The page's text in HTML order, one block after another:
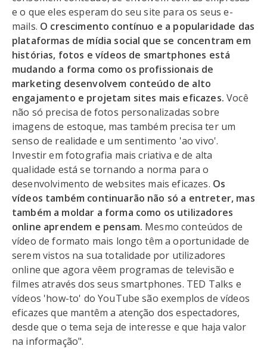
e o que eles esperam do seu site para os seus e-
mails. O crescimento contínuo e a popularidade das
plataformas de mídia social que se concentram em
histórias, fotos e vídeos de smartphones está
mudando a forma como os profissionais de
marketing desenvolvem conteúdo de alto
engajamento e projetam sites mais eficazes.Você
não só precisa de fotos personalizadas sobre
imagens de estoque, mas também precisa ter um
senso de realidade e um sentimento 'ao vivo'.
Investir em fotografia mais criativa e de alta
qualidade está se tornando a norma para o
desenvolvimento de websites mais eficazes. Os
vídeos também continuarão não só a entreter, mas
também a moldar a forma como os utilizadores
online aprendem e pensam. Mesmo conteúdos de
vídeo de formato mais longo têm a oportunidade de
serem vistos na sua totalidade por utilizadores
online que agora vêem programas de televisão e
filmes através dos seus smartphones. TED Talks e
vídeos 'how-to' do YouTube são exemplos de vídeos
eficazes que mantêm a atenção dos espectadores,
desde que o tema seja de interesse e que haja valor
na informação".